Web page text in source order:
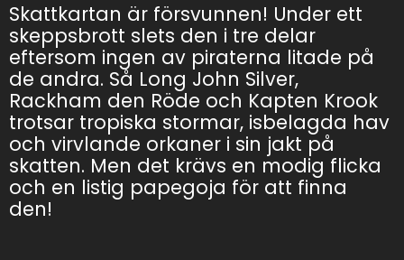
Skattkartan är försvunnen! Under ett
skeppsbrott slets den i tre delar
eftersom ingen av piraterna litade på
de andra. Så Long John Silver,
Rackham den Röde och Kapten Krook
trotsar tropiska stormar, isbelagda hav
och virvlande orkaner i sin jakt på
skatten. Men det krävs en modig flicka
och en listig papegoja för att finna
den!